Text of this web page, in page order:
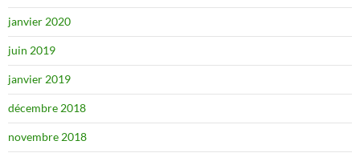
janvier 2020
juin 2019
janvier 2019
décembre 2018
novembre 2018